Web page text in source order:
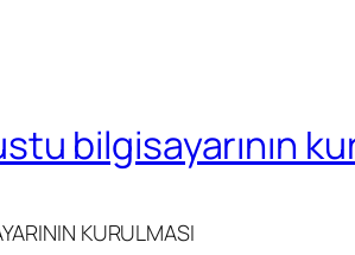
bilgisayarının
KURULMASI